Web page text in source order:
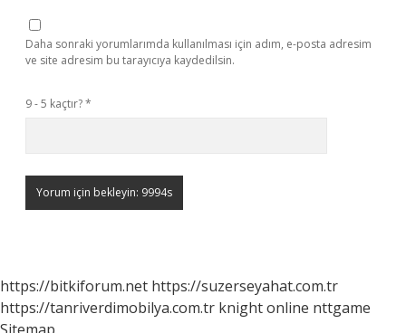
Daha sonraki yorumlarımda kullanılması için adım, e-posta adresim
ve site adresim bu tarayıcıya kaydedilsin.
9 - 5 kaçtır?*
https://bitkiforum.net https://suzerseyahat.com.tr
https://tanriverdimobilya.com.tr knight online nttgame